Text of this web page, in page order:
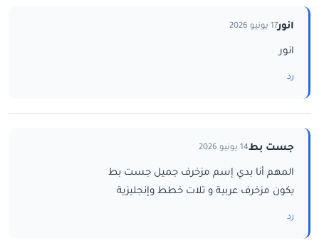
انور17 يونيو 2026
انور
رد
جست بط14 يونيو 2026
المهم أنا بدي إسم مزخرف جميل جست بط
يكون مزخرف عربية و تلات خطط وإنجليزية
رد